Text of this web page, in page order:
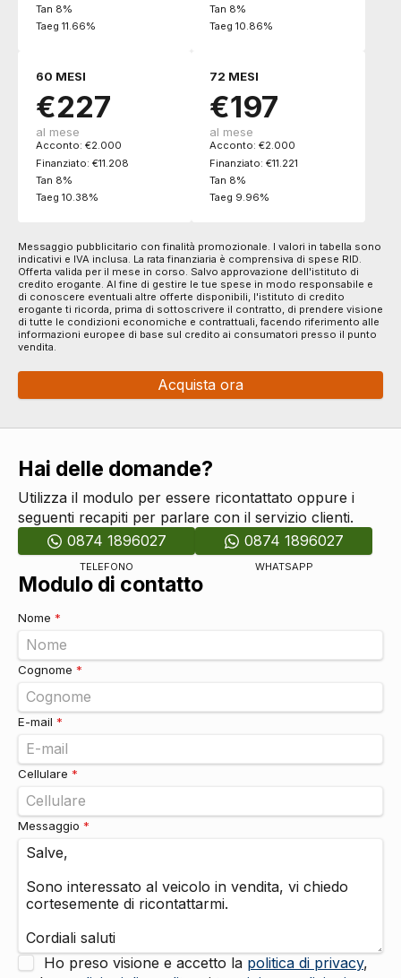
Tan 8%
Taeg 11.66%
Tan 8%
Taeg 10.86%
60 MESI
€227
al mese
Acconto: €2.000
Finanziato: €11.208
Tan 8%
Taeg 10.38%
72 MESI
€197
al mese
Acconto: €2.000
Finanziato: €11.221
Tan 8%
Taeg 9.96%
Messaggio pubblicitario con finalità promozionale. I valori in tabella sono
indicativi e IVA inclusa. La rata finanziaria è comprensiva di spese RID.
Offerta valida per il mese in corso. Salvo approvazione dell'istituto di
credito erogante. Al fine di gestire le tue spese in modo responsabile e
di conoscere eventuali altre offerte disponibili, l'istituto di credito
erogante ti ricorda, prima di sottoscrivere il contratto, di prendere visione
di tutte le condizioni economiche e contrattuali, facendo riferimento alle
informazioni europee di base sul credito ai consumatori presso il punto
vendita.
Acquista ora
Hai delle domande?
Utilizza il modulo per essere ricontattato oppure i
seguenti recapiti per parlare con il servizio clienti.
0874 1896027
TELEFONO
0874 1896027
WHATSAPP
Modulo di contatto
Nome *
Cognome *
E-mail *
Cellulare *
Messaggio *
Ho preso visione e accetto la politica di privacy,